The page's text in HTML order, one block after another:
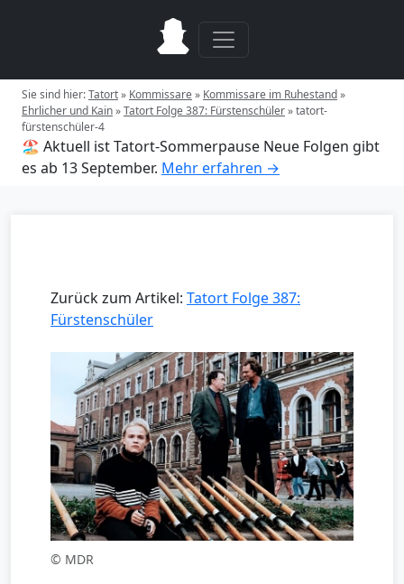
Sie sind hier:Tatort» Kommissare» Kommissare im Ruhestand»
Ehrlicher und Kain»Tatort Folge 387: Fürstenschüler»tatort-
fürstenschüler-4
🏖️ Aktuell ist Tatort-Sommerpause Neue Folgen gibt
es ab 13 September. Mehr erfahren →
Zurück zum Artikel: Tatort Folge 387:
Fürstenschüler
© MDR